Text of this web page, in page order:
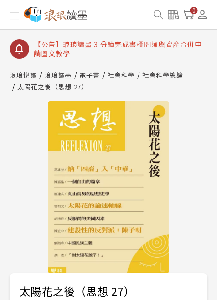
0
【公告】琅琅讀墨數位閱讀資產合併與書櫃開通申請
【公告】琅琅讀墨書櫃開通常見問題
【公告】琅琅讀墨 3 分鐘完成書櫃開通與資產合併申
請圖文教學
查詢
【公告】琅琅讀墨數位閱讀資產合併與書櫃開通申請
琅琅悅讀 琅琅讀墨 電子書 社會科學
社會科學總論
太陽花之後（思想 27）
太陽花之後（思想 27）